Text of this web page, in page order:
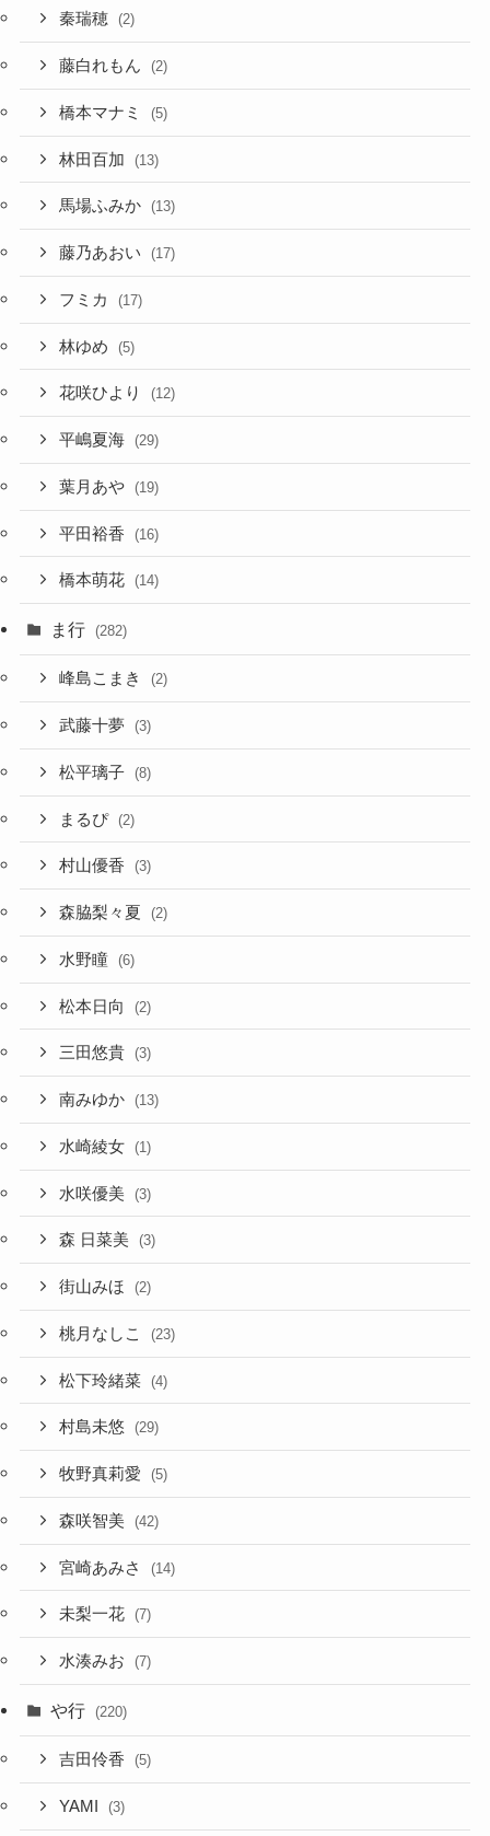
秦瑞穂 (2)
藤白れもん (2)
橋本マナミ (5)
林田百加 (13)
馬場ふみか (13)
藤乃あおい (17)
フミカ (17)
林ゆめ (5)
花咲ひより (12)
平嶋夏海 (29)
葉月あや (19)
平田裕香 (16)
橋本萌花 (14)
ま行 (282)
峰島こまき (2)
武藤十夢 (3)
松平璃子 (8)
まるぴ (2)
村山優香 (3)
森脇梨々夏 (2)
水野瞳 (6)
松本日向 (2)
三田悠貴 (3)
南みゆか (13)
水崎綾女 (1)
水咲優美 (3)
森 日菜美 (3)
街山みほ (2)
桃月なしこ (23)
松下玲緒菜 (4)
村島未悠 (29)
牧野真莉愛 (5)
森咲智美 (42)
宮崎あみさ (14)
未梨一花 (7)
水湊みお (7)
や行 (220)
吉田伶香 (5)
YAMI (3)